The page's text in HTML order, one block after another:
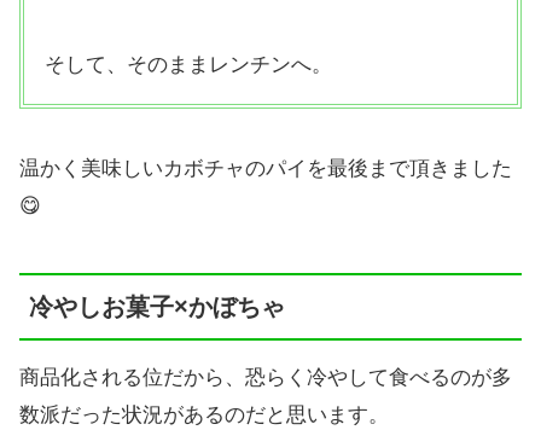
そして、そのままレンチンへ。
温かく美味しいカボチャのパイを最後まで頂きました
😋
冷やしお菓子×かぼちゃ
商品化される位だから、恐らく冷やして食べるのが多
数派だった状況があるのだと思います。